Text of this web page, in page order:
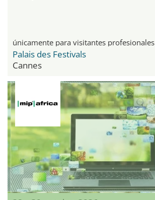
únicamente para visitantes profesionales
Palais des Festivals
Cannes